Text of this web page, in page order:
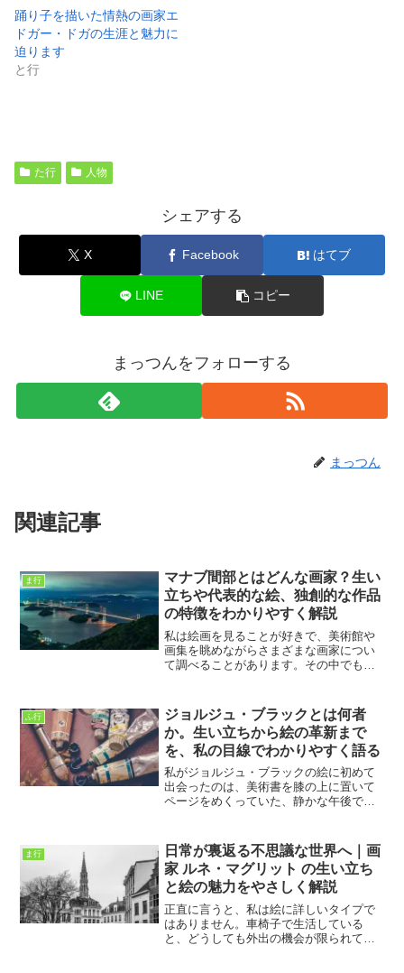
踊り子を描いた情熱の画家エ
ドガー・ドガの生涯と魅力に
迫ります
と行
た行 人物
シェアする
X Facebook はてブ
LINE コピー
まっつんをフォローする
まっつん
関連記事
ま行
マナブ間部とはどんな画家？生い
立ちや代表的な絵、独創的な作品
の特徴をわかりやすく解説
私は絵画を見ることが好きで、美術館や
画集を眺めながらさまざまな画家につい
て調べることがあります。その中でも、
ナブ間部です。マナブ間部は、日本を代
表する前衛画家の一人とし...
ふ行
ジョルジュ・ブラックとは何者
か。生い立ちから絵の革新まで
を、私の目線でわかりやすく語る
私がジョルジュ・ブラックの絵に初めて
出会ったのは、美術書を膝の上に置いて
ページをめくっていた、静かな午後でし
向き合う時間は増えました。ブラックの
絵は、最初は正直言って難...
ま行
日常が裏返る不思議な世界へ｜画
家 ルネ・マグリット の生い立ち
と絵の魅力をやさしく解説
正直に言うと、私は絵に詳しいタイプで
はありません。車椅子で生活している
と、どうしても外出の機会が限られてし